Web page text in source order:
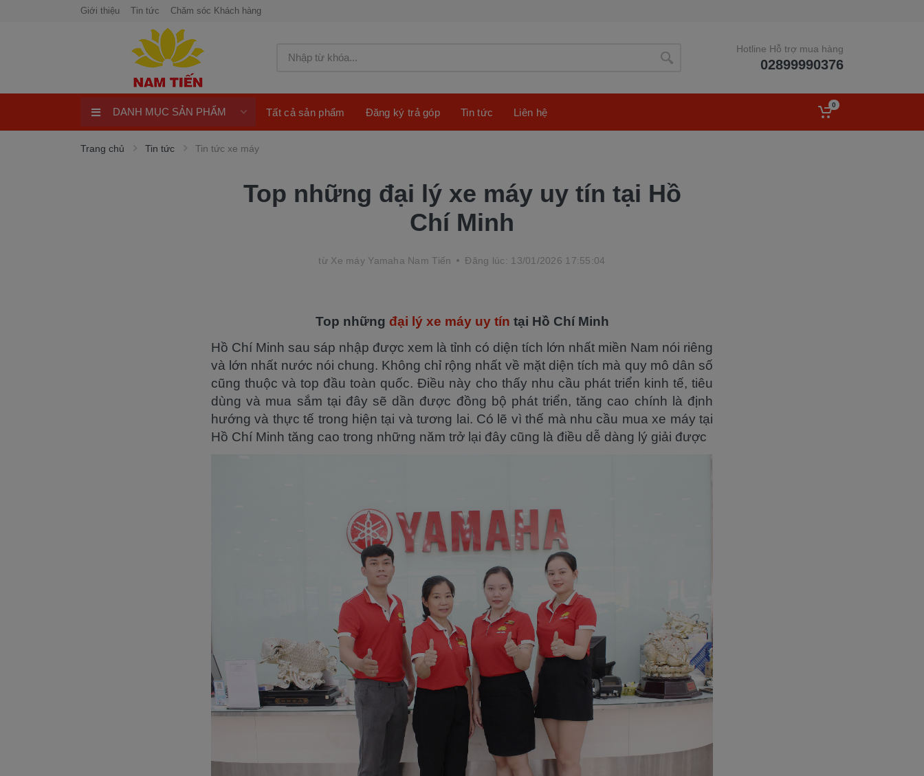
Giới thiệu Tin tức Chăm sóc Khách hàng
Hotline Hỗ trợ mua hàng
02899990376
Xe Tay Côn
DANH MỤC SẢN PHẨM Tất cả sản phẩm Đăng ký trả góp Tin tức Liên hệ
0
Trang chủ Tin tức Tin tức xe máy
Top những đại lý xe máy uy tín tại Hồ
Chí Minh
từ Xe máy Yamaha Nam Tiến Đăng lúc: 13/01/2026 17:55:04
Top những đại lý xe máy uy tín tại Hồ Chí Minh
Hồ Chí Minh sau sáp nhập được xem là tỉnh có diện tích lớn nhất miền Nam nói riêng
và lớn nhất nước nói chung. Không chỉ rộng nhất về mặt diện tích mà quy mô dân số
cũng thuộc và top đầu toàn quốc. Điều này cho thấy nhu cầu phát triển kinh tế, tiêu
dùng và mua sắm tại đây sẽ dần được đồng bộ phát triển, tăng cao chính là định
hướng và thực tế trong hiện tại và tương lai. Có lẽ vì thế mà nhu cầu mua xe máy tại
Hồ Chí Minh tăng cao trong những năm trở lại đây cũng là điều dễ dàng lý giải được